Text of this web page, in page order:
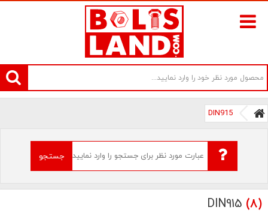
سامانه آنلاین فروش پیچ و مهره های صنعتی بولتز لند | سرزمین پیچ
DIN915
جستجو
DIN915 (8)